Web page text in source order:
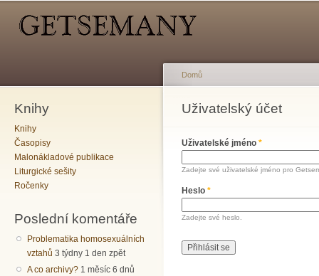
Knihy
Knihy
Časopisy
Malonákladové publikace
Liturgické sešity
Ročenky
Poslední komentáře
Problematika homosexuálních
vztahů 3 týdny 1 den zpět
A co archivy? 1 měsíc 6 dnů
Jste zde
Domů
Uživatelský účet
Hlavní záložky
Uživatelské jméno *
Zadejte své uživatelské jméno pro
Heslo *
Zadejte své heslo.